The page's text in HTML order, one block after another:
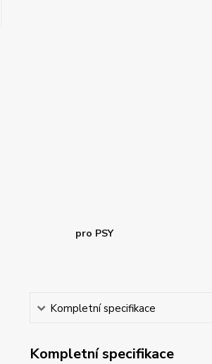
pro PSY
Kompletní specifikace
Kompletní specifikace